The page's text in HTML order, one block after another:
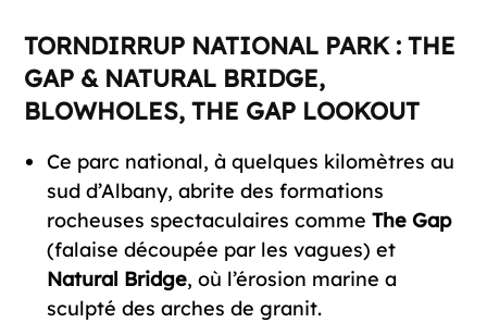
TORNDIRRUP NATIONAL PARK : THE
GAP & NATURAL BRIDGE,
BLOWHOLES, THE GAP LOOKOUT
Ce parc national, à quelques kilomètres au
sud d’Albany, abrite des formations
rocheuses spectaculaires comme The Gap
(falaise découpée par les vagues) et
Natural Bridge, où l’érosion marine a
sculpté des arches de granit.